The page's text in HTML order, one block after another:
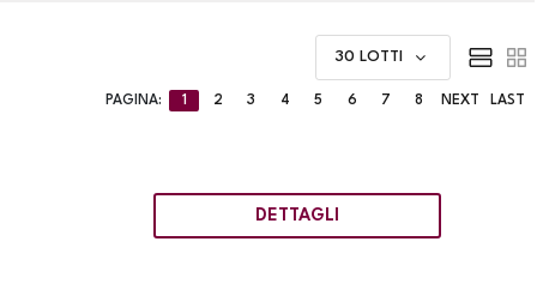
30 LOTTI
PAGINA: 1 2 3 4 5 6 7 8 NEXT LAST
DETTAGLI